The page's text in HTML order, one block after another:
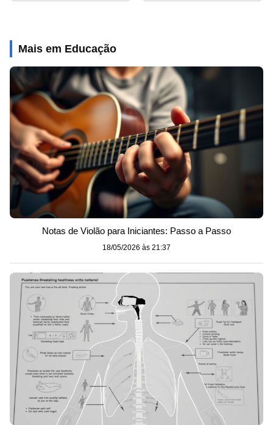
Mais em Educação
Notas de Violão para Iniciantes: Passo a Passo
18/05/2026 às 21:37